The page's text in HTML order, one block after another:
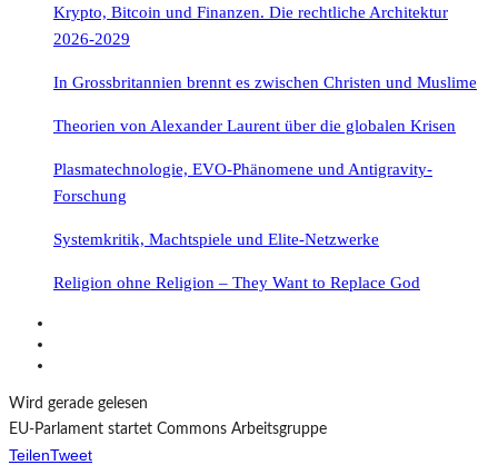
Krypto, Bitcoin und Finanzen. Die rechtliche Architektur
2026-2029
In Grossbritannien brennt es zwischen Christen und Muslime
Theorien von Alexander Laurent über die globalen Krisen
Plasmatechnologie, EVO-Phänomene und Antigravity-
Forschung
Systemkritik, Machtspiele und Elite-Netzwerke
Religion ohne Religion – They Want to Replace God
Wird gerade gelesen
EU-Parlament startet Commons Arbeitsgruppe
TeilenTweet